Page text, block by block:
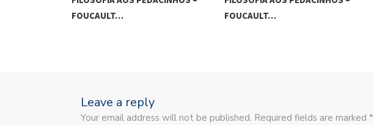
FOUCAULT…
FOUCAULT…
Leave a reply
Your email address will not be published. Required fields are marked *